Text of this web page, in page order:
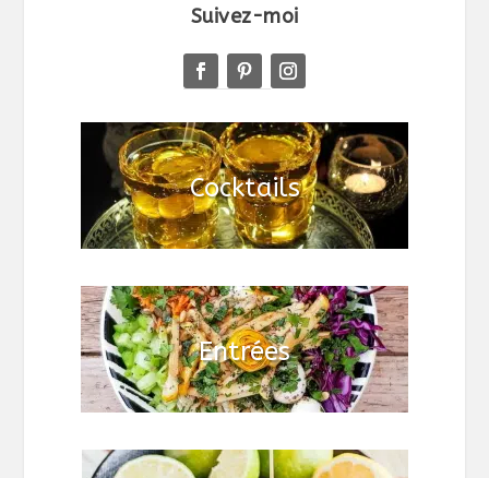
Suivez-moi